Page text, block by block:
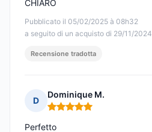
Pubblicato il 05/02/2025 à 08h32
a seguito di un acquisto di 29/11/2024
CHIARO
Recensione tradotta
D
Dominique M.
Nota: 5 su 5
Perfetto